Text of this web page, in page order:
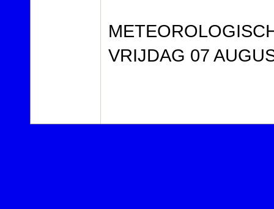
VRIJDAG 07